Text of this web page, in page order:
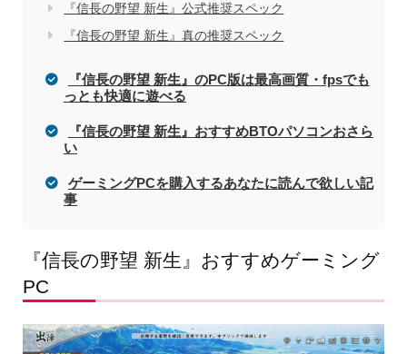
『信長の野望 新生』公式推奨スペック
『信長の野望 新生』真の推奨スペック
『信長の野望 新生』のPC版は最高画質・fpsでも
っとも快適に遊べる
『信長の野望 新生』おすすめBTOパソコンおさら
い
ゲーミングPCを購入するあなたに読んで欲しい記
事
『信長の野望 新生』おすすめゲーミング
PC